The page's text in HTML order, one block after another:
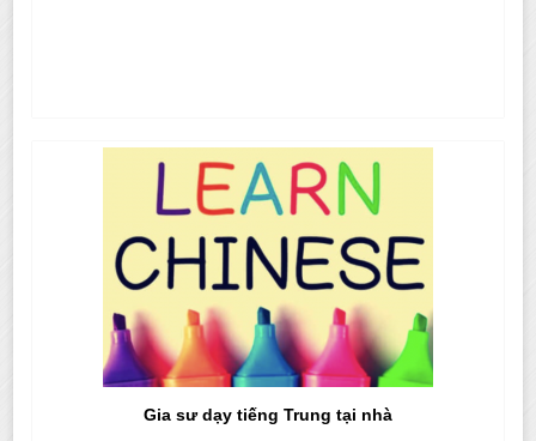
Gia sư dạy tiếng Trung tại nhà